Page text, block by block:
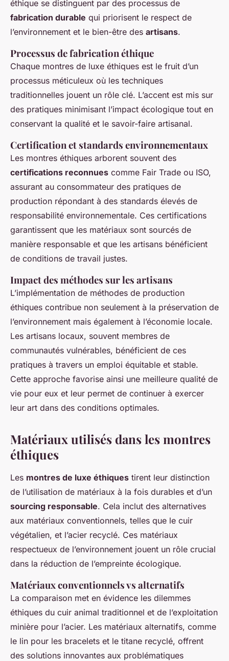
éthique se distinguent par des processus de
fabrication durable qui priorisent le respect de
l’environnement et le bien-être des artisans.
Processus de fabrication éthique
Chaque montres de luxe éthiques est le fruit d’un
processus méticuleux où les techniques
traditionnelles jouent un rôle clé. L’accent est mis sur
des pratiques minimisant l’impact écologique tout en
conservant la qualité et le savoir-faire artisanal.
Certification et standards environnementaux
Les montres éthiques arborent souvent des
certifications reconnues comme Fair Trade ou ISO,
assurant au consommateur des pratiques de
production répondant à des standards élevés de
responsabilité environnementale. Ces certifications
garantissent que les matériaux sont sourcés de
manière responsable et que les artisans bénéficient
de conditions de travail justes.
Impact des méthodes sur les artisans
L’implémentation de méthodes de production
éthiques contribue non seulement à la préservation de
l’environnement mais également à l’économie locale.
Les artisans locaux, souvent membres de
communautés vulnérables, bénéficient de ces
pratiques à travers un emploi équitable et stable.
Cette approche favorise ainsi une meilleure qualité de
vie pour eux et leur permet de continuer à exercer
leur art dans des conditions optimales.
Matériaux utilisés dans les montres
éthiques
Les montres de luxe éthiques tirent leur distinction
de l’utilisation de matériaux à la fois durables et d’un
sourcing responsable. Cela inclut des alternatives
aux matériaux conventionnels, telles que le cuir
végétalien, et l’acier recyclé. Ces matériaux
respectueux de l’environnement jouent un rôle crucial
dans la réduction de l’empreinte écologique.
Matériaux conventionnels vs alternatifs
La comparaison met en évidence les dilemmes
éthiques du cuir animal traditionnel et de l’exploitation
minière pour l’acier. Les matériaux alternatifs, comme
le lin pour les bracelets et le titane recyclé, offrent
des solutions innovantes aux problématiques